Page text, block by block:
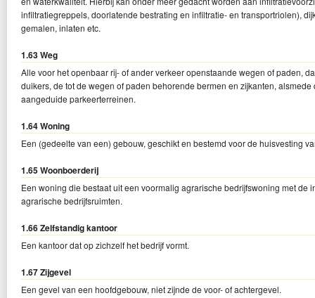
infiltratiegreppels, doorlatende bestrating en infiltratie- en transportriolen),
gemalen, inlaten etc.
1.63 Weg
Alle voor het openbaar rij- of ander verkeer openstaande wegen of paden,
duikers, de tot de wegen of paden behorende bermen en zijkanten,
aangeduide parkeerterreinen.
1.64 Woning
Een (gedeelte van een) gebouw, geschikt en bestemd voor de huisvesting
1.65 Woonboerderij
Een woning die bestaat uit een voormalig agrarische bedrijfswoning met de
agrarische bedrijfsruimten.
1.66 Zelfstandig kantoor
Een kantoor dat op zichzelf het bedrijf vormt.
1.67 Zijgevel
Een gevel van een hoofdgebouw, niet zijnde de voor- of achtergevel.